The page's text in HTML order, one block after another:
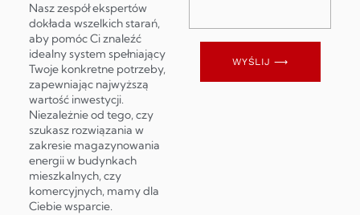
Nasz zespół ekspertów
dokłada wszelkich starań,
aby pomóc Ci znaleźć
idealny system spełniający
Twoje konkretne potrzeby,
zapewniając najwyższą
wartość inwestycji.
Niezależnie od tego, czy
szukasz rozwiązania w
zakresie magazynowania
energii w budynkach
mieszkalnych, czy
komercyjnych, mamy dla
Ciebie wsparcie.
WYŚLIJ ⟶